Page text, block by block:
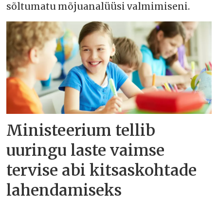
sõltumatu mõjuanalüüsi valmimiseni.
Ministeerium tellib
uuringu laste vaimse
tervise abi kitsaskohtade
lahendamiseks